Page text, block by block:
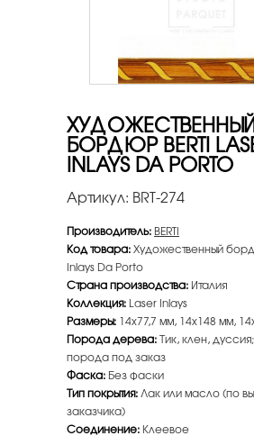
БОРДЮР BERTI
INLAYS DA PORTO
Артикул: BRT-274
Производитель: BERTI
Код товара:Художественный
Inlays Da Porto
Страна производства: Италия
Коллекция: Laser Inlays
Размеры: 14х77,7 мм, 14х148 мм,
Порода дерева:Тик, клен,
порода под заказ
Фаска: Без фаски
Тип покрытия:Лак или масло (по
заказчика)
Соединение: Клеевое